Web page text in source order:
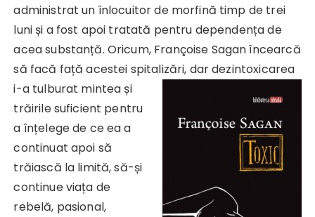
administrat un înlocuitor de morfină timp de trei
luni și a fost apoi tratată pentru dependența de
acea substanță. Oricum, Françoise Sagan încearcă
să facă față acestei spitalizări, dardezintoxicarea
i-a tulburat mintea și
trăirile suficient pentru
a înțelege de ce ea a
continuat apoi să
trăiască la limită, să-și
continue viața de
rebelă, pasional,